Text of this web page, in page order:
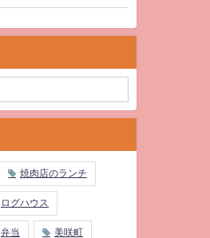
焼肉店のランチ
ログハウス
弁当 美咲町